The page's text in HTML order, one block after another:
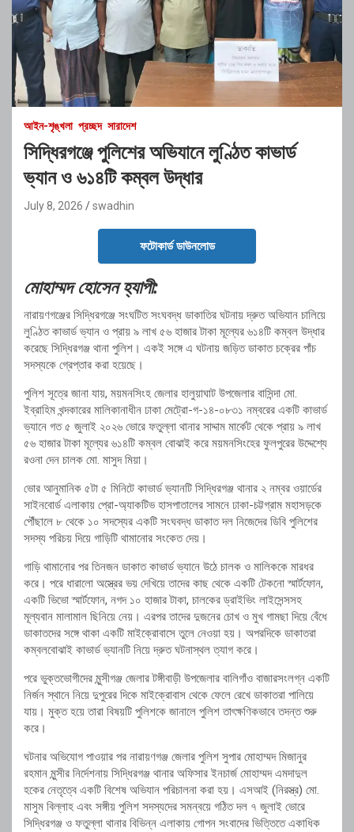
আইন-শৃঙ্খলা প্রচ্ছদ সারাদেশ
সিদ্ধিরগঞ্জে পুলিশের অভিযানে লুণ্ঠিত কাভার্ড
ভ্যান ও ৬১৪টি কম্বল উদ্ধার
July 8, 2026 swadhin
ফটোকার্ড ডাউনলোড
মোহাম্মদ হোসেন হ্যাপী:
নারায়ণগঞ্জের সিদ্ধিরগঞ্জে সংঘটিত সংঘবদ্ধ ডাকাতির ঘটনায় দ্রুত অভিযান চালিয়ে
লুণ্ঠিত কাভার্ড ভ্যান ও প্রায় ৯ লাখ ৫৬ হাজার টাকা মূল্যের ৬১৪টি কম্বল উদ্ধার
করেছে সিদ্ধিরগঞ্জ থানা পুলিশ। একই সঙ্গে এ ঘটনায় জড়িত ডাকাত চক্রের পাঁচ
সদস্যকে গ্রেপ্তার করা হয়েছে।
পুলিশ সূত্রে জানা যায়, ময়মনসিংহ জেলার হালুয়াঘাট উপজেলার বাসিন্দা মো.
ইব্রাহিম খন্দকারের মালিকানাধীন ঢাকা মেট্রো-গ-১৪-০৮৩১ নম্বরের একটি কাভার্ড
ভ্যানে গত ৫ জুলাই ২০২৬ ভোরে ফতুল্লা থানার সাদ্দাম মার্কেট থেকে প্রায় ৯ লাখ
৫৬ হাজার টাকা মূল্যের ৬১৪টি কম্বল বোঝাই করে ময়মনসিংহের ফুলপুরের উদ্দেশ্যে
রওনা দেন চালক মো. মাসুদ মিয়া।
ভোর আনুমানিক ৫টা ৫ মিনিটে কাভার্ড ভ্যানটি সিদ্ধিরগঞ্জ থানার ২ নম্বর ওয়ার্ডের
সাইনবোর্ড এলাকায় প্রো-অ্যাকটিভ হাসপাতালের সামনে ঢাকা-চট্টগ্রাম মহাসড়কে
পৌঁছালে ৮ থেকে ১০ সদস্যের একটি সংঘবদ্ধ ডাকাত দল নিজেদের ডিবি পুলিশের
সদস্য পরিচয় দিয়ে গাড়িটি থামানোর সংকেত দেয়।
গাড়ি থামানোর পর তিনজন ডাকাত কাভার্ড ভ্যানে উঠে চালক ও মালিককে মারধর
করে। পরে ধারালো অস্ত্রের ভয় দেখিয়ে তাদের কাছ থেকে একটি টেকনো স্মার্টফোন,
একটি ভিভো স্মার্টফোন, নগদ ১০ হাজার টাকা, চালকের ড্রাইভিং লাইসেন্সসহ
মূল্যবান মালামাল ছিনিয়ে নেয়। এরপর তাদের দুজনের চোখ ও মুখ গামছা দিয়ে বেঁধে
ডাকাতদের সঙ্গে থাকা একটি মাইক্রোবাসে তুলে নেওয়া হয়। অপরদিকে ডাকাতরা
কম্বলবোঝাই কাভার্ড ভ্যানটি নিয়ে দ্রুত ঘটনাস্থল ত্যাগ করে।
পরে ভুক্তভোগীদের মুন্সীগঞ্জ জেলার টঙ্গীবাড়ী উপজেলার বালিগাঁও বাজারসংলগ্ন একটি
নির্জন স্থানে নিয়ে দুপুরের দিকে মাইক্রোবাস থেকে ফেলে রেখে ডাকাতরা পালিয়ে
যায়। মুক্ত হয়ে তারা বিষয়টি পুলিশকে জানালে পুলিশ তাৎক্ষণিকভাবে তদন্ত শুরু
করে।
ঘটনার অভিযোগ পাওয়ার পর নারায়ণগঞ্জ জেলার পুলিশ সুপার মোহাম্মদ মিজানুর
রহমান মুন্সীর নির্দেশনায় সিদ্ধিরগঞ্জ থানার অফিসার ইনচার্জ মোহাম্মদ এমদাদুল
হকের নেতৃত্বে একটি বিশেষ অভিযান পরিচালনা করা হয়। এসআই (নিরস্ত্র) মো.
মাসুম বিল্লাহ এবং সঙ্গীয় পুলিশ সদস্যদের সমন্বয়ে গঠিত দল ৭ জুলাই ভোরে
সিদ্ধিরগঞ্জ ও ফতুল্লা থানার বিভিন্ন এলাকায় গোপন সংবাদের ভিত্তিতে একাধিক